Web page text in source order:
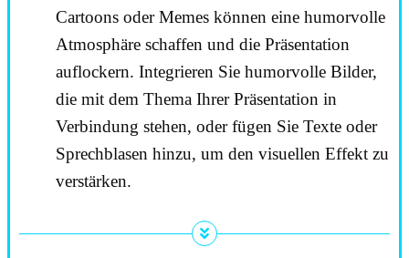
Cartoons oder Memes können eine humorvolle
Atmosphäre schaffen und die Präsentation
auflockern. Integrieren Sie humorvolle Bilder,
die mit dem Thema Ihrer Präsentation in
Verbindung stehen, oder fügen Sie Texte oder
Sprechblasen hinzu, um den visuellen Effekt zu
verstärken.